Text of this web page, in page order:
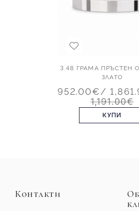
3.48 ГРАМА ПРЪСТЕН
ЗЛАТО
952.00€/
1,191.00€
КУПИ
Контакти